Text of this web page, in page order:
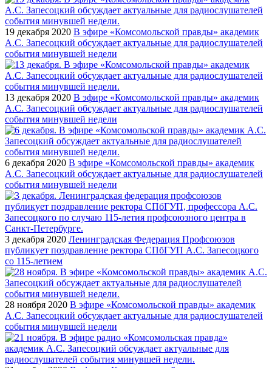
19 декабря 2020 В эфире «Комсомольской правды» академик
А.С. Запесоцкий обсуждает актуальные для радиослушателей
события минувшей недели
13 декабря 2020 В эфире «Комсомольской правды» академик
А.С. Запесоцкий обсуждает актуальные для радиослушателей
события минувшей недели
6 декабря 2020 В эфире «Комсомольской правды» академик
А.С. Запесоцкий обсуждает актуальные для радиослушателей
события минувшей недели
3 декабря 2020 Ленинградская Федерация Профсоюзов
публикует поздравление ректора СПбГУП А.С. Запесоцкого
со 115-летием
28 ноября 2020 В эфире «Комсомольской правды» академик
А.С. Запесоцкий обсуждает актуальные для радиослушателей
события минувшей недели